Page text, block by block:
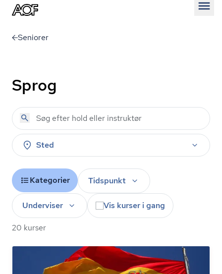
Seniorer
Sprog
Sted
Kategorier Tidspunkt
Underviser Vis kurser i gang
20 kurser